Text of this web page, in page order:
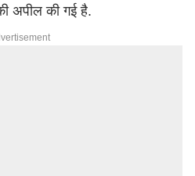
अपील की गई है.